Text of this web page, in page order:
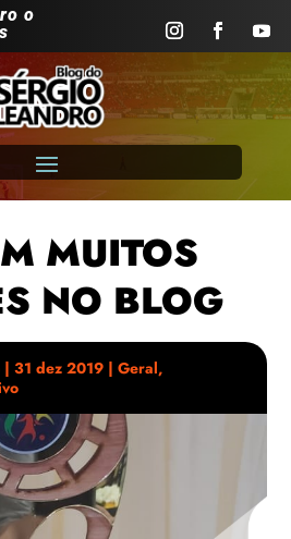
o
MUITOS
NO BLOG
|31 dez 2019 |Geral,